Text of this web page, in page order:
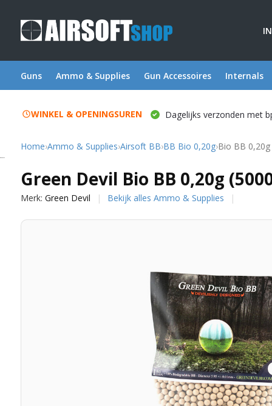
Guns Ammo & Supplies Gun Accessoires Internals
WINKEL & OPENINGSUREN Dagelijks verzonden met
Home›Ammo & Supplies›Airsoft BB›BB Bio 0,20g›Bio BB 0,20g
Green Devil Bio BB 0,20g
Merk: Green Devil Bekijk alles Ammo & Supplies